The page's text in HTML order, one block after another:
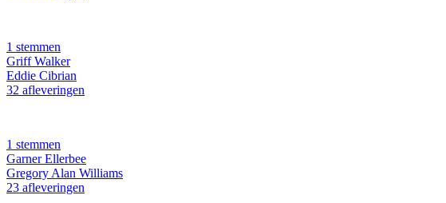
1 stemmen
Griff Walker
Eddie Cibrian
32 afleveringen
1 stemmen
Garner Ellerbee
Gregory Alan Williams
23 afleveringen